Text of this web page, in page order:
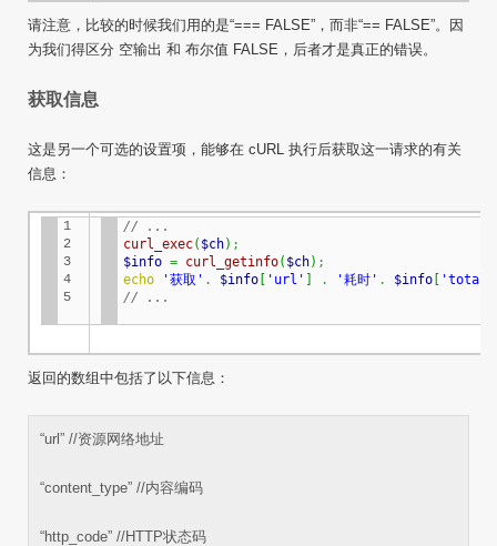
请注意，比较的时候我们用的是“=== FALSE”，而非“== FALSE”。因
为我们得区分 空输出 和 布尔值 FALSE，后者才是真正的错误。
获取信息
这是另一个可选的设置项，能够在 cURL 执行后获取这一请求的有关
信息：
1
2
3
4
5
// ...
curl_exec( $ch) ;
$info = curl_getinfo( $ch) ;
echo
'获取' . $info 'url' . '耗时' . $info
// ...
返回的数组中包括了以下信息：
“url” //资源网络地址
“content_type” //内容编码
“http_code” //HTTP状态码